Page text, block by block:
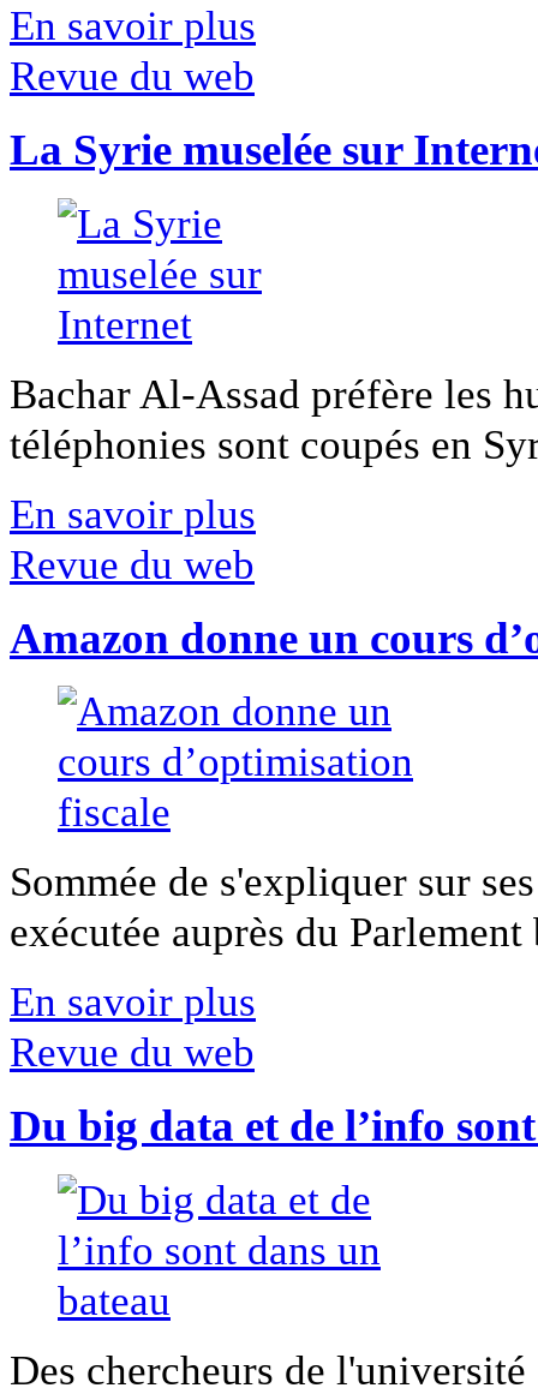
En savoir plus
Revue du web
La Syrie muselée sur
Bachar Al-Assad préfère les
téléphonies sont coupés en
En savoir plus
Revue du web
Amazon donne un cours
Sommée de s'expliquer sur
exécutée auprès du
En savoir plus
Revue du web
Du big data et de l’info
Des chercheurs de